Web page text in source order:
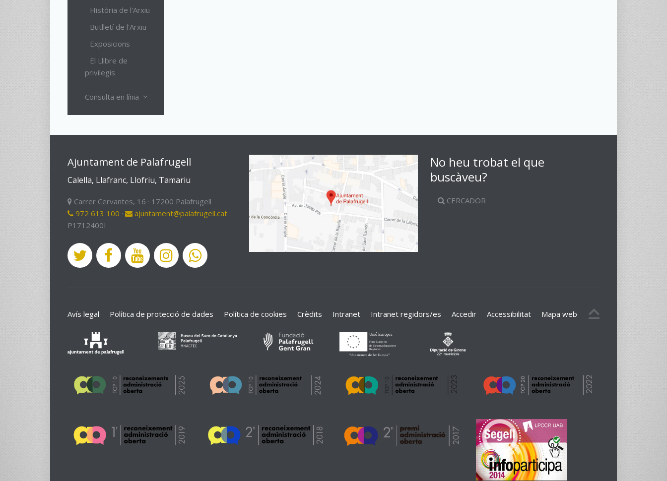
Història de l'Arxiu
Butlletí de l'Arxiu
Exposicions
El Llibre de
privilegis
Consulta en línia
Ajuntament de Palafrugell
Calella, Llafranc, Llofriu, Tamariu
Carrer Cervantes, 16 · 17200 Palafrugell
972 613 100 ·
ajuntament@palafrugell.cat
P1712400I
No heu trobat el que
buscàveu?
CERCADOR
Avís legal Política de protecció de dades Política de cookies Crèdits Intranet Intranet regidors/es Accedir Accessibilitat Mapa web